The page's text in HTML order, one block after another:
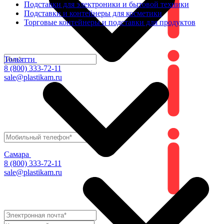
Тольятти
8 (800) 333-72-11
sale@plastikam.ru
Самара
8 (800) 333-72-11
sale@plastikam.ru
Подставки для электроники и бытовой техники
Подставки и контейнеры для косметики
Торговые контейнеры и подставки для продуктов